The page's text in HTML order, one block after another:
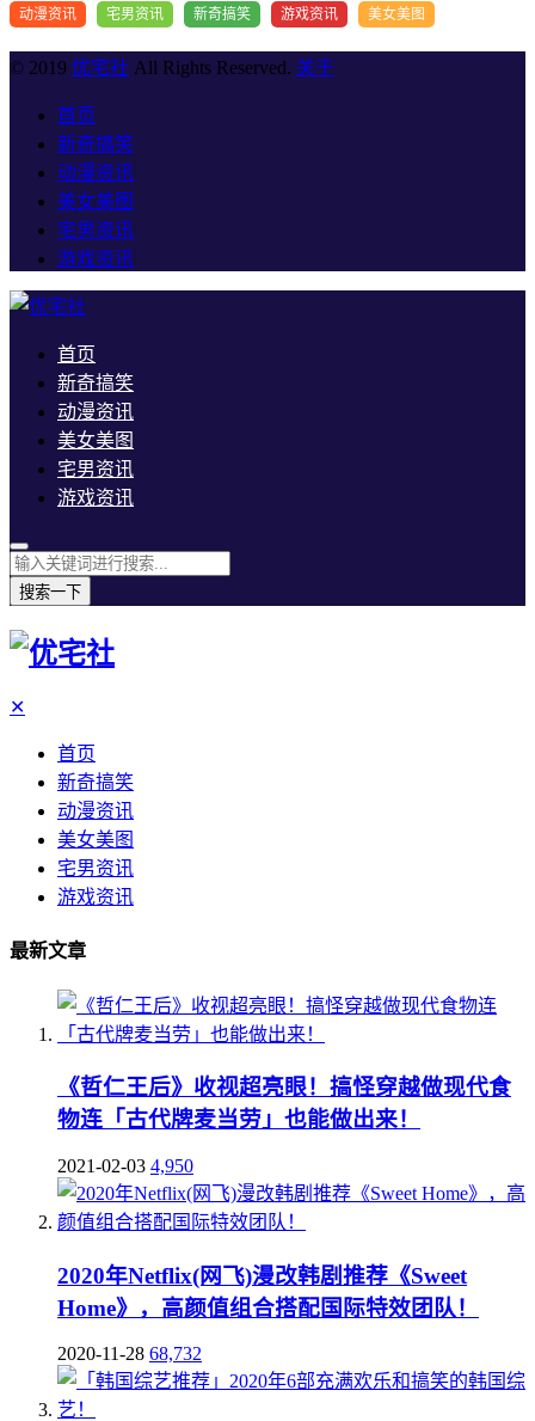
动漫资讯 宅男资讯 新奇搞笑 游戏资讯 美女美图
© 2019 优宅社 All Rights Reserved. 关于
首页
新奇搞笑
动漫资讯
美女美图
宅男资讯
游戏资讯
首页
新奇搞笑
动漫资讯
美女美图
宅男资讯
游戏资讯
搜索一下
✕
首页
新奇搞笑
动漫资讯
美女美图
宅男资讯
游戏资讯
最新文章
《哲仁王后》收视超亮眼！搞怪穿越做现代食
物连「古代牌麦当劳」也能做出来！
2021-02-03 4,950
2020年Netflix(网飞)漫改韩剧推荐《Sweet
Home》，高颜值组合搭配国际特效团队！
2020-11-28 68,732